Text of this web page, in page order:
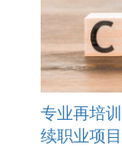
专业再培
续职业项